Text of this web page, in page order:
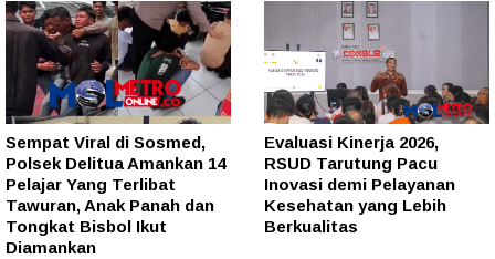
Sempat Viral di Sosmed,
Polsek Delitua Amankan 14
Pelajar Yang Terlibat
Tawuran, Anak Panah dan
Tongkat Bisbol Ikut
Diamankan
Evaluasi Kinerja 2026,
RSUD Tarutung Pacu
Inovasi demi Pelayanan
Kesehatan yang Lebih
Berkualitas